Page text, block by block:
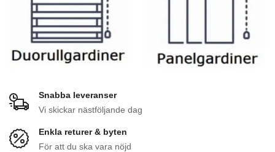
Snabba leveranser
Vi skickar nästföljande dag
Enkla returer & byten
För att du ska vara nöjd